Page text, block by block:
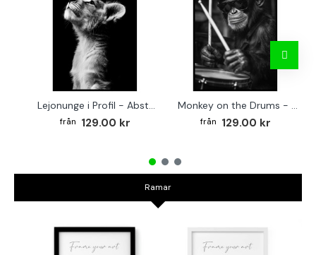
Lejonunge i Profil - Abstrakt poster i svartvitt
129.00 kr
Monkey on the Drums - Trendig poster
129.00 kr
Ramar